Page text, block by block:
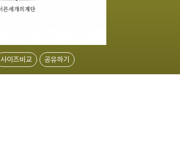
사이즈비교 공유하기